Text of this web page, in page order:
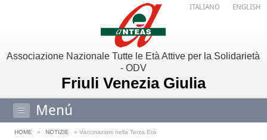
Associazione Nazionale Tutte le Età Attive per la Solidarietà
- ODV
Friuli Venezia Giulia
Menú
ITALIANO ENGLISH
HOME » NOTIZIE » Vaccinazioni nella Terza Età